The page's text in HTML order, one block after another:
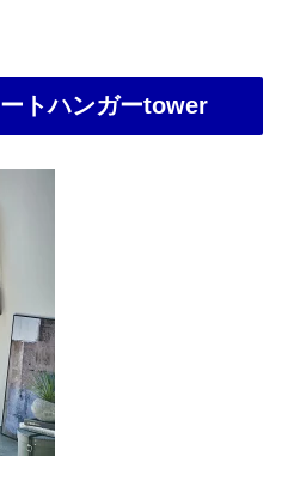
トハンガーtower